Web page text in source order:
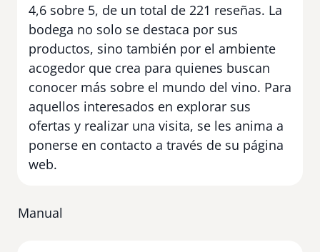
4,6 sobre 5, de un total de 221 reseñas. La
bodega no solo se destaca por sus
productos, sino también por el ambiente
acogedor que crea para quienes buscan
conocer más sobre el mundo del vino. Para
aquellos interesados en explorar sus
ofertas y realizar una visita, se les anima a
ponerse en contacto a través de su página
web.
Manual